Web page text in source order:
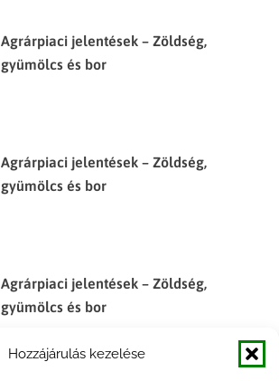
Hozzájárulás kezelése
Agrárpiaci jelentések – Zöldség,
gyümölcs és bor
Agrárpiaci jelentések – Zöldség,
gyümölcs és bor
Agrárpiaci jelentések – Zöldség,
gyümölcs és bor